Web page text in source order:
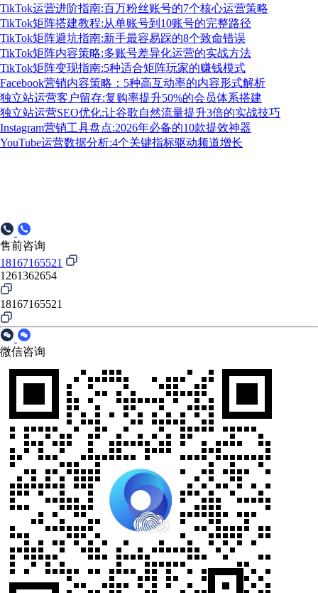
TikTok运营进阶指南:百万粉丝账号的7个核心运营策略
TikTok矩阵搭建教程:从单账号到10账号的完整路径
TikTok矩阵避坑指南:新手最容易踩的8个致命错误
TikTok矩阵内容策略:多账号差异化运营的实战方法
TikTok矩阵变现指南:5种适合矩阵玩家的赚钱模式
Facebook营销内容策略：5种高互动率的内容形式解析
独立站运营客户留存:复购率提升50%的会员体系搭建
独立站运营SEO优化:让谷歌自然流量提升3倍的实战技巧
Instagram营销工具盘点:2026年必备的10款提效神器
YouTube运营数据分析:4个关键指标驱动频道增长
售前咨询
18167165521
1261362654
18167165521
微信咨询